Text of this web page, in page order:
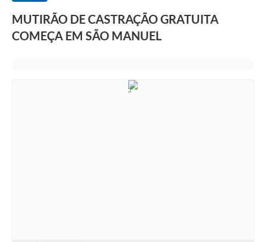
MUTIRÃO DE CASTRAÇÃO GRATUITA
COMEÇA EM SÃO MANUEL